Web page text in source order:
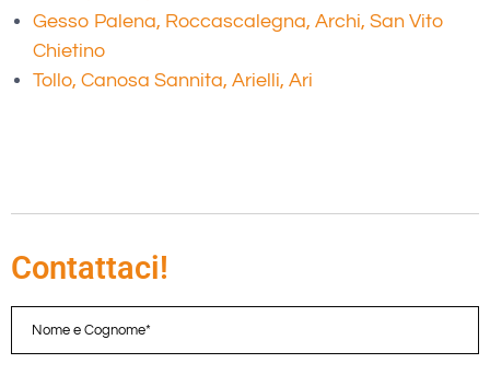
Gesso Palena, Roccascalegna, Archi, San Vito
Chietino
Tollo, Canosa Sannita, Arielli, Ari
Contattaci!